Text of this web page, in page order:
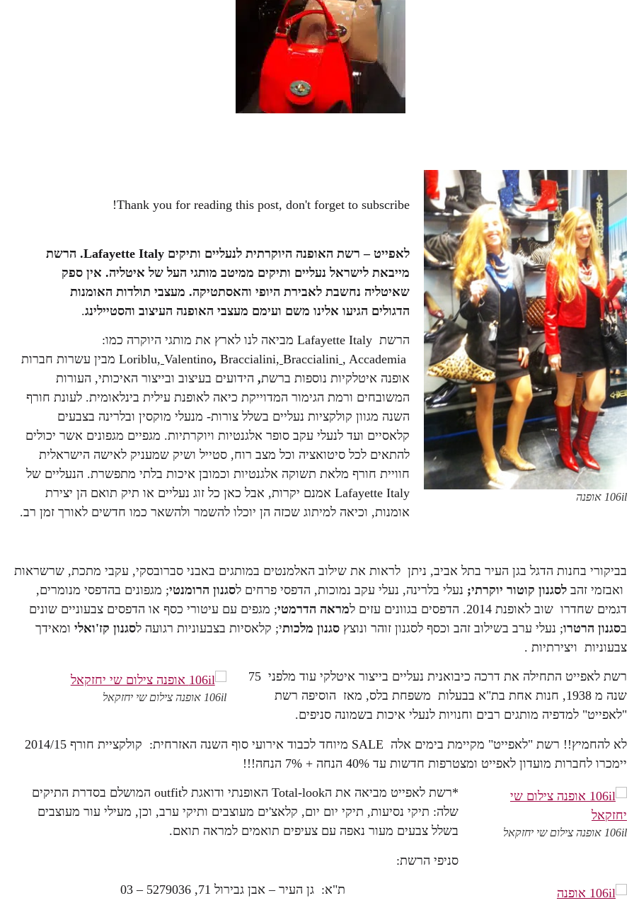
106il אופנה
Thank you for reading this post, don't forget to subscribe!
לאפייט – רשת האופנה היוקרתית לנעליים ותיקים Lafayette Italy. הרשת
מייבאת לישראל נעליים ותיקים ממיטב מותגי העל של איטליה. אין ספק
שאיטליה נחשבת לאבירת היופי והאסתטיקה. מעצבי תולדות האומנות
הדגולים הגיעו אלינו משם ועימם מעצבי האופנה העיצוב והסטיילינג.
הרשת Lafayette Italy מביאה לנו לארץ את מותגי היוקרה כמו:
, Valentino, Braccialini, Braccialini , Accademia
מבין עשרות חברות
אופנה איטלקיות נוספות ברשת, הידועים בעיצוב ובייצור האיכותי, העורות
המשובחים ורמת הגימור המדוייקת כיאה לאופנת עילית בינלאומית. לעונת חורף
השנה מגוון קולקציות נעליים בשלל צורות- מנעלי מוקסין ובלרינה בצבעים
קלאסיים ועד לנעלי עקב סופר אלגנטיות ויוקרתיות. מגפיים מגפונים אשר יכולים
להתאים לכל סיטואציה וכל מצב רוח, סטייל ושיק שמעניק לאישה הישראלית
חוויית חורף מלאת תשוקה אלגנטיות וכמובן איכות בלתי מתפשרת. הנעליים של
Lafayette Italy אמנם יקרות, אבל כאן כל זוג נעליים או תיק תואם הן יצירת
אומנות, וכיאה למיתוג שכזה הן יוכלו להשמר ולהשאר כמו חדשים לאורך זמן רב.
בביקורי בחנות הדגל בגן העיר בתל אביב, ניתן לראות את שילוב האלמנטים במותגים באבני סברובסקי, עקבי מתכת, שרשראות
ואבזמי זהב לסגנון קוטור יוקרתי; נעלי בלרינה, נעלי עקב נמוכות, הדפסי פרחים לסגנון הרומנטי; מגפונים בהדפסי מנומרים,
דגמים שחדרו שוב לאופנת 2014. הדפסים בגוונים עזים ל
מראה הדרמטי; מגפים עם עיטורי כסף או הדפסים צבעוניים שונים
בסגנון הרטרו; נעלי ערב בשילוב זהב וכסף לסגנון זוהר ונוצץ סגנון מלכותי; קלאסיות בצבעוניות רגועה לסגנון קז'ואלי ומאידך
צבעוניות ויצירתיות .
106il אופנה צילום שי יחזקאל
רשת לאפייט התחילה את דרכה כיבואנית נעליים בייצור איטלקי עוד מלפני 75
שנה מ 1938, חנות אחת בת"א בבעלות משפחת בלס, מאז הוסיפה רשת
"לאפייט" למדפיה מותגים רבים וחנויות לנעלי איכות בשמונה סניפים.
לא להחמיץ!! רשת "לאפייט" מקיימת בימים אלה SALE מיוחד לכבוד אירועי סוף השנה האזרחית: קולקציית חורף 2014/15
יימכרו לחברות מועדון לאפייט ומצטרפות חדשות עד 40% הנחה + 7% הנחה!!!
106il אופנה צילום שי יחזקאל
*רשת לאפייט מביאה את הTotal-look האופנתי ודואגת לoutfit המושלם בסדרת התיקים
שלה: תיקי נסיעות, תיקי יום יום, קלאצ'ים מעוצבים ותיקי ערב, וכן, מעילי עור מעוצבים
בשלל צבעים מעור נאפה עם צעיפים תואמים למראה תואם.
סניפי הרשת:
ת"א: גן העיר – אבן גבירול 71, 5279036 – 03